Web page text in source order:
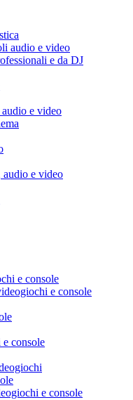
audio e video
e da DJ
e video
e video
e console
e console
console
e console